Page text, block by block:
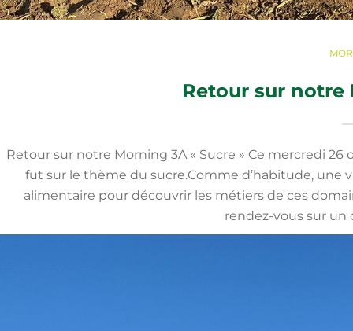
Retour sur notre
Retour sur notre Morning 3A « Sucre » Ce mercredi
fut sur le thème du sucre.Comme d’habitude, une
alimentaire pour découvrir les métiers de ces
rendez-vous sur un